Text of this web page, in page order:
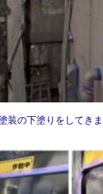
装の下塗りをしてき